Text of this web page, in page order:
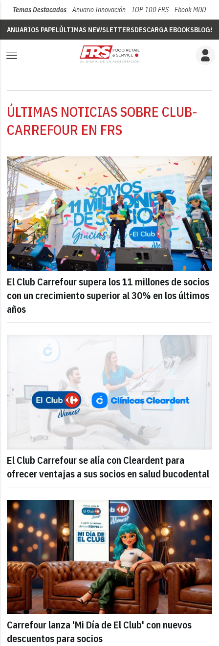
Temas Destacados Anuario Innovación TOP 100 FRS Ebook MDD
ANUARIOS PAPELÚLTIMAS NEWSLETTERSDESCARGA EBOOKSBLOGS
ÚLTIMAS NOTICIAS SOBRE CLUB-
CARREFOUR EN FRS
El Club Carrefour supera los 11 millones de socios
con un crecimiento superior al 30% en los últimos
años
El Club Carrefour se alía con Cleardent para
ofrecer ventajas a sus socios en salud bucodental
Carrefour lanza 'Mi Día de El Club' con nuevos
descuentos para socios